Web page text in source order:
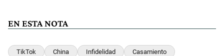
EN ESTA NOTA
TikTok China Infidelidad Casamiento